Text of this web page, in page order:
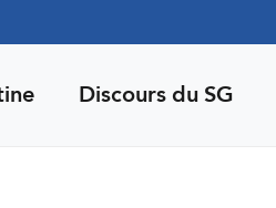
Discours du SG